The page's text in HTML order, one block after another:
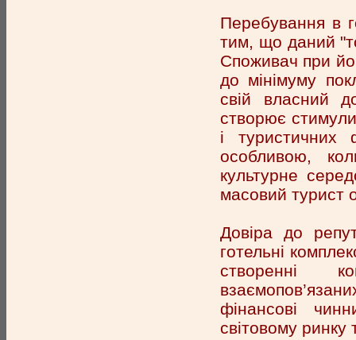
Перебування в
тим, що даний
Споживач при
до мінімуму
свій власний
створює
і туристичних
особливою,
культурне
масовий турист
Довіра до
готельні
створенні
фінансові
світовому ринку